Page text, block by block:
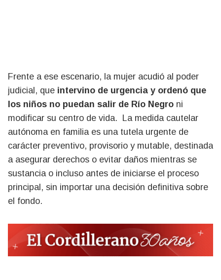
Frente a ese escenario, la mujer acudió al poder
judicial, que intervino de urgencia y ordenó que
los niños no puedan salir de Río Negro ni
modificar su centro de vida. La medida cautelar
autónoma en familia es una tutela urgente de
carácter preventivo, provisorio y mutable, destinada
a asegurar derechos o evitar daños mientras se
sustancia o incluso antes de iniciarse el proceso
principal, sin importar una decisión definitiva sobre
el fondo.